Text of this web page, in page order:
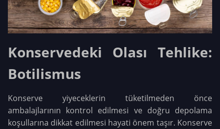
Konservedeki Olası Tehlike:
Botilismus
Konserve yiyeceklerin tüketilmeden önce
ambalajlarının kontrol edilmesi ve doğru depolama
koşullarına dikkat edilmesi hayati önem taşır. Konserve